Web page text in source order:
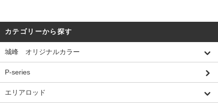
カテゴリーから探す
城峰 オリジナルカラー
P-series
エリアロッド